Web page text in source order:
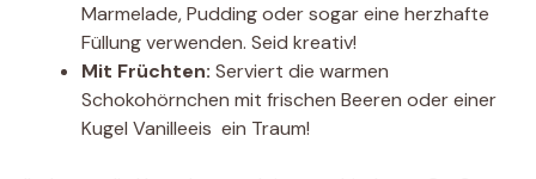
Marmelade, Pudding oder sogar eine herzhafte
Füllung verwenden. Seid kreativ!
Mit Früchten: Serviert die warmen
Schokohörnchen mit frischen Beeren oder einer
Kugel Vanilleeis  ein Traum!